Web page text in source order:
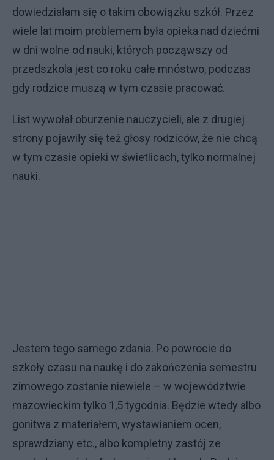
dowiedziałam się o takim obowiązku szkół. Przez
wiele lat moim problemem była opieka nad dziećmi
w dni wolne od nauki, których począwszy od
przedszkola jest co roku całe mnóstwo, podczas
gdy rodzice muszą w tym czasie pracować.
List wywołał oburzenie nauczycieli, ale z drugiej
strony pojawiły się też głosy rodziców, że nie chcą
w tym czasie opieki w świetlicach, tylko normalnej
nauki.
Jestem tego samego zdania. Po powrocie do
szkoły czasu na naukę i do zakończenia semestru
zimowego zostanie niewiele – w województwie
mazowieckim tylko 1,5 tygodnia. Będzie wtedy albo
gonitwa z materiałem, wystawianiem ocen,
sprawdziany etc., albo kompletny zastój ze